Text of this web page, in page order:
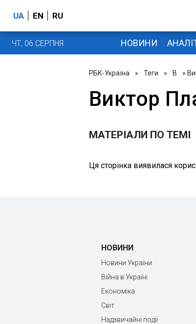
UA EN RU
ЧТ, 06 СЕРПНЯ НОВИНИ
РБК-Україна » Теги » В »
Виктор
МАТЕРІАЛИ ПО ТЕМІ
Ця сторінка виявилася
НОВИНИ
Новини України
Війна в Україні
Економіка
Світ
Надзвичайні події